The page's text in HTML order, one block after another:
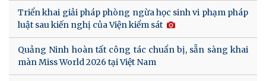
Triển khai giải pháp phòng ngừa học sinh vi phạm pháp
luật sau kiến nghị của Viện kiểm sát
Quảng Ninh hoàn tất công tác chuẩn bị, sẵn sàng khai
màn Miss World 2026 tại Việt Nam